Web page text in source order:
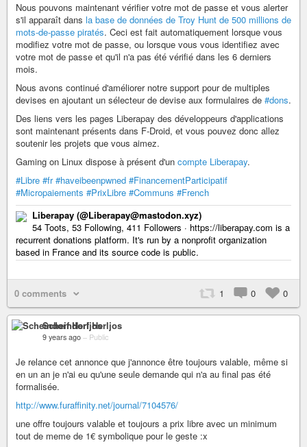
Nous pouvons maintenant vérifier votre mot de passe et vous alerter
s'il apparaît dans la base de données de Troy Hunt de 500 millions de
mots-de-passe piratés. Ceci est fait automatiquement lorsque vous
modifiez votre mot de passe, ou lorsque vous vous identifiez avec
votre mot de passe et qu'il n'a pas été vérifié dans les 6 derniers
mois.
Nous avons continué d'améliorer notre support pour de multiples
devises en ajoutant un sélecteur de devise aux formulaires de #dons.
Des liens vers les pages Liberapay des développeurs d'applications
sont maintenant présents dans F-Droid, et vous pouvez donc allez
soutenir les projets que vous aimez.
Gaming on Linux dispose à présent d'un compte Liberapay.
#Libre #fr #haveibeenpwned #FinancementParticipatif
#Micropaiements #PrixLibre #Communs #French
Liberapay (@Liberapay@mastodon.xyz)
54 Toots, 53 Following, 411 Followers · https://liberapay.com is a
recurrent donations platform. It's run by a nonprofit organization
based in France and its source code is public.
0 comments 1 0 0
Scheindorf Herljos
9 years ago – Public
Je relance cet annonce que j'annonce être toujours valable, même si
en un an je n'ai eu qu'une seule demande qui n'a au final pas été
formalisée.
http://www.furaffinity.net/journal/7104576/
une offre toujours valable et toujours a prix libre avec un minimum
tout de meme de 1€ symbolique pour le geste :x